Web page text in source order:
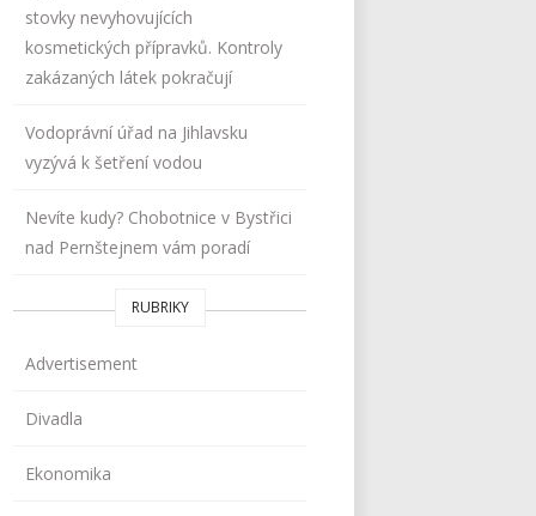
stovky nevyhovujících
kosmetických přípravků. Kontroly
zakázaných látek pokračují
Vodoprávní úřad na Jihlavsku
vyzývá k šetření vodou
Nevíte kudy? Chobotnice v Bystřici
nad Pernštejnem vám poradí
RUBRIKY
Advertisement
Divadla
Ekonomika